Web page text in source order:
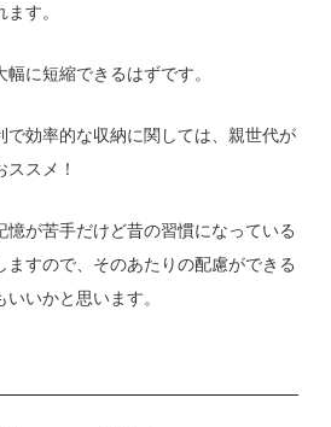
す。
に短縮できるはずです。
で効率的な収納に関しては、親世代が
スメ！
憶が苦手だけど昔の習慣になっている
ますので、そのあたりの配慮ができる
いかと思います。